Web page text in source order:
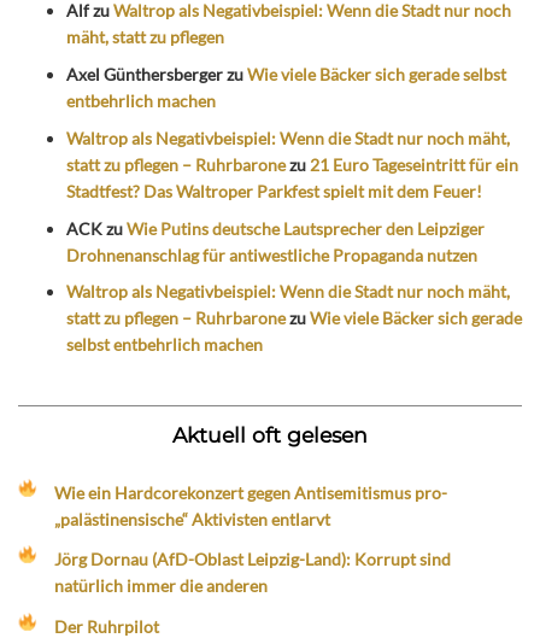
AlfzuWaltrop als Negativbeispiel: Wenn die Stadt nur noch
mäht, statt zu pflegen
Axel GünthersbergerzuWie viele Bäcker sich gerade selbst
entbehrlich machen
Waltrop als Negativbeispiel: Wenn die Stadt nur noch mäht,
statt zu pflegen – Ruhrbaronezu 21 Euro Tageseintritt für ein
Stadtfest? Das Waltroper Parkfest spielt mit dem Feuer!
ACKzuWie Putins deutsche Lautsprecher den Leipziger
Drohnenanschlag für antiwestliche Propaganda nutzen
Waltrop als Negativbeispiel: Wenn die Stadt nur noch mäht,
statt zu pflegen – RuhrbaronezuWie viele Bäcker sich gerade
selbst entbehrlich machen
Aktuell oft gelesen
Wie ein Hardcorekonzert gegen Antisemitismus pro-
„palästinensische“ Aktivisten entlarvt
Jörg Dornau (AfD-Oblast Leipzig-Land): Korrupt sind
natürlich immer die anderen
Der Ruhrpilot